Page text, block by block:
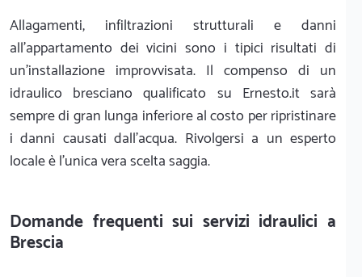
Allagamenti, infiltrazioni strutturali e danni
all'appartamento dei vicini sono i tipici risultati di
un'installazione improvvisata. Il compenso di un
idraulico bresciano qualificato su Ernesto.it sarà
sempre di gran lunga inferiore al costo per ripristinare
i danni causati dall'acqua. Rivolgersi a un esperto
locale è l'unica vera scelta saggia.
Domande frequenti sui servizi idraulici a
Brescia